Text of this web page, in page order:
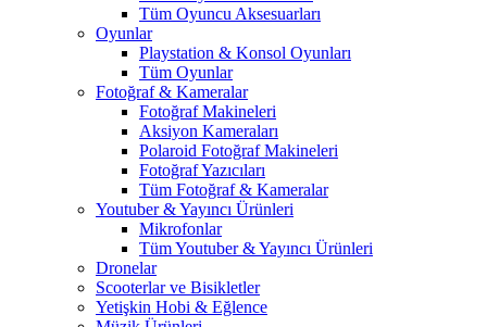
Tüm Oyuncu Aksesuarları
Oyunlar
Playstation & Konsol Oyunları
Tüm Oyunlar
Fotoğraf & Kameralar
Fotoğraf Makineleri
Aksiyon Kameraları
Polaroid Fotoğraf Makineleri
Fotoğraf Yazıcıları
Tüm Fotoğraf & Kameralar
Youtuber & Yayıncı Ürünleri
Mikrofonlar
Tüm Youtuber & Yayıncı Ürünleri
Dronelar
Scooterlar ve Bisikletler
Yetişkin Hobi & Eğlence